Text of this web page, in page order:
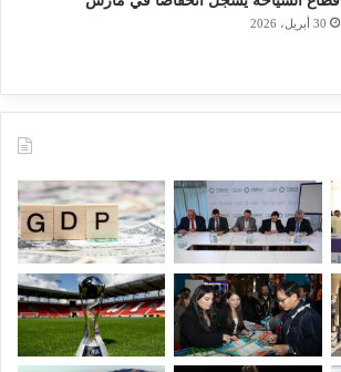
30 أبريل، 2026